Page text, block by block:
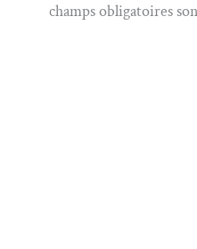
champs obligatoires